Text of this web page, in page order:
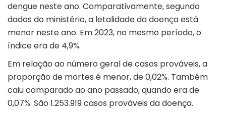
dengue neste ano. Comparativamente, segundo
dados do ministério, a letalidade da doença está
menor neste ano. Em 2023, no mesmo período, o
índice era de 4,9%.
Em relação ao número geral de casos prováveis, a
proporção de mortes é menor, de 0,02%. Também
caiu comparado ao ano passado, quando era de
0,07%. São 1.253.919 casos prováveis da doença.